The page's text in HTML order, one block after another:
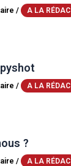
/ A LA RÉDAC
/ A LA RÉDAC
?
/ A LA RÉDAC